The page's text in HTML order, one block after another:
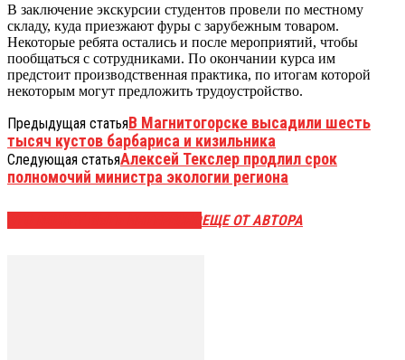
В заключение экскурсии студентов провели по местному
складу, куда приезжают фуры с зарубежным товаром.
Некоторые ребята остались и после мероприятий, чтобы
пообщаться с сотрудниками. По окончании курса им
предстоит производственная практика, по итогам которой
некоторым могут предложить трудоустройство.
Предыдущая статьяВ Магнитогорске высадили шесть
тысяч кустов барбариса и кизильника
Следующая статьяАлексей Текслер продлил срок
полномочий министра экологии региона
ЕЩЕ ОТ АВТОРА